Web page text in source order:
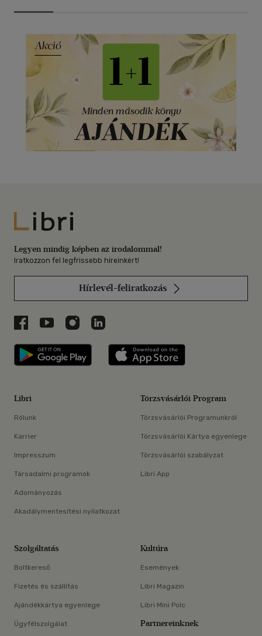
Libri
Legyen mindig képben az irodalommal!
Iratkozzon fel legfrissebb híreinkért!
Hírlevél-feliratkozás
Libri a Facebookon
Libri a Youtube-on
Libri az Instagramon
Libri a LinkedInen
Libri applikáció Szerezd meg: Google
Libri
Rólunk
Karrier
Impresszum
Társadalmi programok
Adományozás
Akadálymentesítési nyilatkozat
Törzsvásárlói Program
Törzsvásárlói Programunkról
Törzsvásárlói Kártya egyenlege
Törzsvásárlói szabályzat
Libri App
Szolgáltatás
Boltkereső
Fizetés és szállítás
Ajándékkártya egyenlege
Ügyfélszolgálat
Kultúra
Események
Libri Magazin
Libri Mini Polc
Partnereinknek